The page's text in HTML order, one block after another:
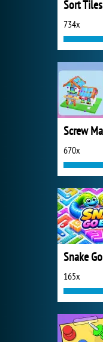
Sort Tiles
734x
670x
165x